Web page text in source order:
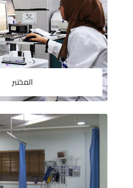
المختبر